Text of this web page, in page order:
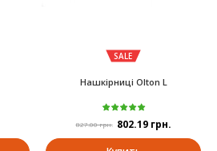
SALE
Нашкірниці Olton L
827.00 грн. 802.19 грн.